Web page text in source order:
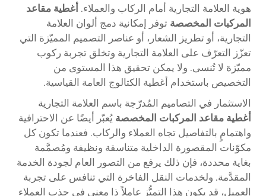
هوية العلامة التجارية أمام الركاب والعملاء. أغطية مقاعد
المركبات المخصصة توفر إمكانية دمج ألوان العلامة
التجارية، أو تطريز الشعار، أو عناصر التصميم المميّزة التي
تعزّز التعرّف على العلامة التجارية وتخلق تجربة ركوب
مميّزة لا تُنسى. ولا يمكن تحقيق هذا المستوى من
التخصيص باستخدام أغطية الكتالوج العامة القياسية.
الاستثمار في التصاميم المُدرّجة باسم العلامة التجارية
أغطية مقاعد المركبات المخصصة يُعبّر أيضًا عن الاحترافية
واهتمامٍ بالتفاصيل تجاه العملاء والركاب. فعندما تكون كل
مكوّنات المقصورة الداخلية متناسقة ونظيفة ومُصمَّمة
بغاية محددة، فإن ذلك يرفع من التصور العام لجودة الخدمة
المقدَّمة. ولخدمات النقل الفاخرة التي تنافس على تجربة
العميل، قد يكون هذا التميُّز عاملاً ذا معنى في جذب العملاء